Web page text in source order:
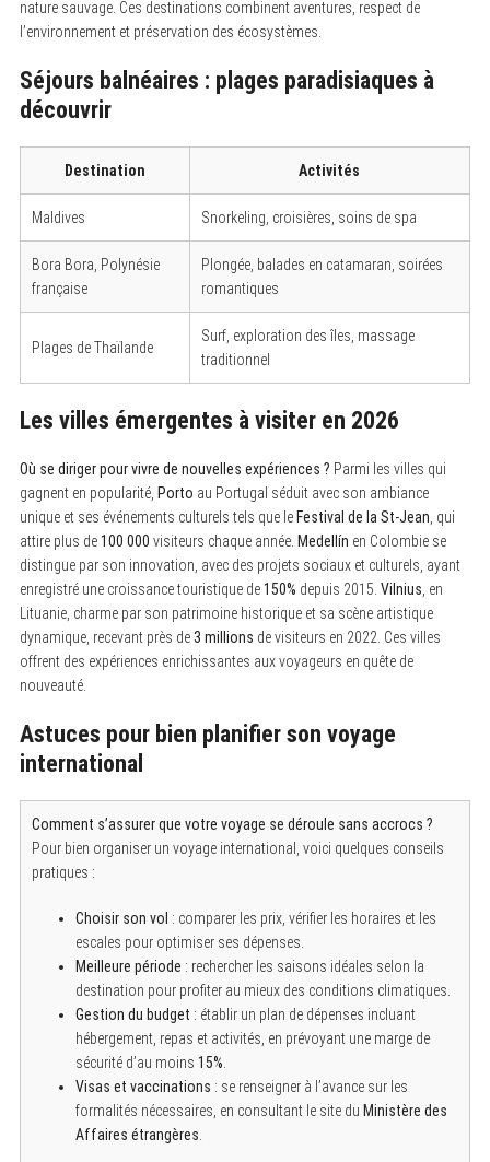
nature sauvage. Ces destinations combinent aventures, respect de
l’environnement et préservation des écosystèmes.
Séjours balnéaires : plages paradisiaques à
découvrir
Destination Activités
Maldives Snorkeling, croisières, soins de spa
Bora Bora, Polynésie
française
Plongée, balades en catamaran, soirées
romantiques
Plages de Thaïlande
Surf, exploration des îles, massage
traditionnel
Les villes émergentes à visiter en 2026
Où se diriger pour vivre de nouvelles expériences ? Parmi les villes qui
gagnent en popularité, Porto au Portugal séduit avec son ambiance
unique et ses événements culturels tels que le Festival de la St-Jean , qui
attire plus de100 000 visiteurs chaque année. Medellín en Colombie se
distingue par son innovation, avec des projets sociaux et culturels, ayant
enregistré une croissance touristique de150% depuis 2015. Vilnius , en
Lituanie, charme par son patrimoine historique et sa scène artistique
dynamique, recevant près de3 millions de visiteurs en 2022. Ces villes
offrent des expériences enrichissantes aux voyageurs en quête de
nouveauté.
Astuces pour bien planifier son voyage
international
Comment s’assurer que votre voyage se déroule sans accrocs ?
Pour bien organiser un voyage international, voici quelques conseils
pratiques :
Choisir son vol : comparer les prix, vérifier les horaires et les
escales pour optimiser ses dépenses.
Meilleure période : rechercher les saisons idéales selon la
destination pour profiter au mieux des conditions climatiques.
Gestion du budget : établir un plan de dépenses incluant
hébergement, repas et activités, en prévoyant une marge de
sécurité d’au moins 15%
Visas et vaccinations : se renseigner à l’avance sur les
formalités nécessaires, en consultant le site du Ministère des
Affaires étrangères
e
r
f
o